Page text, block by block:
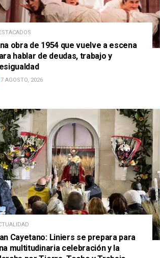
obra de 1954 que vuelve a escena
hablar de deudas, trabajo y
AGOSTO, 2026
Cayetano: Liniers se prepara para
multitudinaria celebración y la